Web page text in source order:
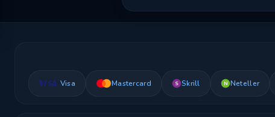
Visa Mastercard S Skrill N Neteller